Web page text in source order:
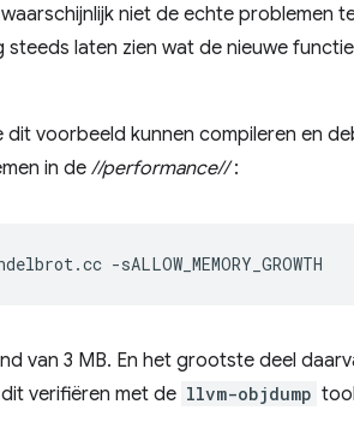
niet de echte problemen
laten zien wat de nieuwe
voorbeeld kunnen compileren en
in de //performance//:
van 3 MB. En het grootste deel
verifiëren met de llvm-objdump tool